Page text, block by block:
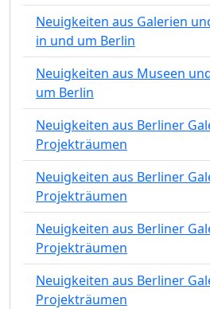
Neuigkeiten aus Galerien
in und um Berlin
Neuigkeiten aus Museen
um Berlin
Neuigkeiten aus Berliner
Projekträumen
Neuigkeiten aus Berliner
Projekträumen
Neuigkeiten aus Berliner
Projekträumen
Neuigkeiten aus Berliner
Projekträumen